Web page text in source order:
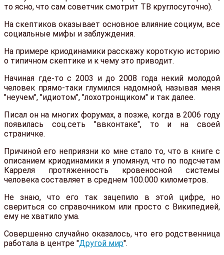
то ясно, что сам советчик смотрит ТВ круглосуточно).
На скептиков оказывает основное влияние социум, все
социальные мифы и заблуждения.
На примере криодинамики расскажу короткую историю
о типичном скептике и к чему это приводит.
Начиная где-то с 2003 и до 2008 года некий молодой
человек прямо-таки глумился надомной, называя меня
"неучем", "идиотом", "лохотронщиком" и так далее.
Писал он на многих форумах, а позже, когда в 2006 году
появилась соц.сеть "ввконтаке", то и на своей
страничке.
Причиной его неприязни ко мне стало то, что в книге с
описанием криодинамики я упомянул, что по подсчетам
Карреля протяженность кровеносной системы
человека составляет в среднем 100.000 километров.
Не знаю, что его так зацепило в этой цифре, но
свериться со справочником или просто с Википедией,
ему не хватило ума.
Совершенно случайно оказалось, что его родственница
работала в центре "Другой мир".